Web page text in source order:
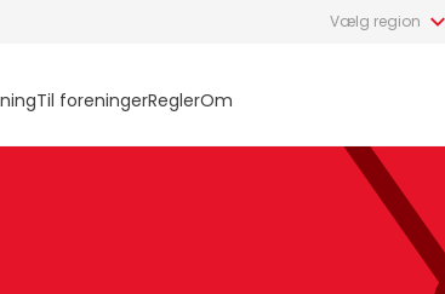
Vælg region
Til foreningerReglerOm